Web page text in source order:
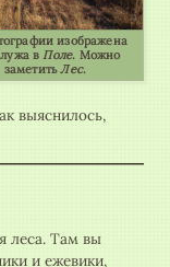
изображена
лужа вПоле. Можно
заметитьЛес.
выяснилось,
леса. Там вы
и ежевики,